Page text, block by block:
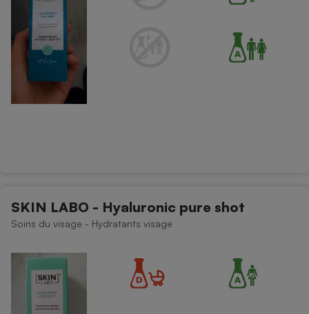
SKIN LABO - Hyaluronic pure shot
Soins du visage - Hydratants visage